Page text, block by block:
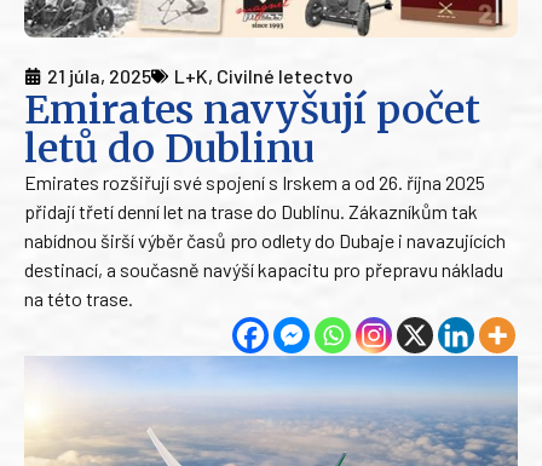
21 júla, 2025 L+K, Civilné letectvo
Emirates navyšují počet
letů do Dublinu
Emirates rozšiřují své spojení s Irskem a od 26. října 2025
přidají třetí denní let na trase do Dublinu. Zákazníkům tak
nabídnou širší výběr časů pro odlety do Dubaje i navazujících
destinací, a současně navýší kapacitu pro přepravu nákladu
na této trase.